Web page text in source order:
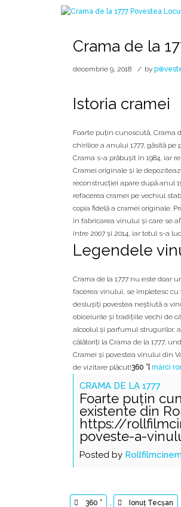
Crama de la
decembrie 9, 2018 by
Istoria cramei
Foarte puțin cunoscută, Crama
chirilice a anului 1777, găsită
Crama s-a prăbușit în 1984, iar
Cramei originale și le
reconstrucției apare după anul
refacerea cramei pe vechiul
copia fidelă a cramei originale.
în fabricarea vinului și care se
între 2007 și 2014, iar totul s-a
Legendele
Crama de la 1777 nu este doar
facerea vinului, se împletesc cu
deslușiți povestea neștiută a
obiceiurile și tradițiile vechi de
alcoolul și parfumul strugurilor,
călătoriți la Crama de la 1777,
Cramei și povestea vinului din
de vizitare plăcut!360 °[ mărci
CRAMA DE LA 1777
Foarte puțin
existente din
https://
poveste-a-
Posted by
360 ° , Ionuț Tecșan